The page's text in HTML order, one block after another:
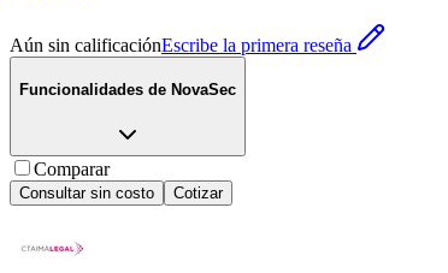
Aún sin calificaciónEscribe la primera reseña
Funcionalidades de NovaSec
Comparar
Consultar sin costo Cotizar